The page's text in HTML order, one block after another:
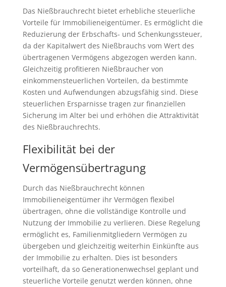
Das Nießbrauchrecht bietet erhebliche steuerliche
Vorteile für Immobilieneigentümer. Es ermöglicht die
Reduzierung der Erbschafts- und Schenkungssteuer,
da der Kapitalwert des Nießbrauchs vom Wert des
übertragenen Vermögens abgezogen werden kann.
Gleichzeitig profitieren Nießbraucher von
einkommensteuerlichen Vorteilen, da bestimmte
Kosten und Aufwendungen abzugsfähig sind. Diese
steuerlichen Ersparnisse tragen zur finanziellen
Sicherung im Alter bei und erhöhen die Attraktivität
des Nießbrauchrechts.
Flexibilität bei der
Vermögensübertragung
Durch das Nießbrauchrecht können
Immobilieneigentümer ihr Vermögen flexibel
übertragen, ohne die vollständige Kontrolle und
Nutzung der Immobilie zu verlieren. Diese Regelung
ermöglicht es, Familienmitgliedern Vermögen zu
übergeben und gleichzeitig weiterhin Einkünfte aus
der Immobilie zu erhalten. Dies ist besonders
vorteilhaft, da so Generationenwechsel geplant und
steuerliche Vorteile genutzt werden können, ohne